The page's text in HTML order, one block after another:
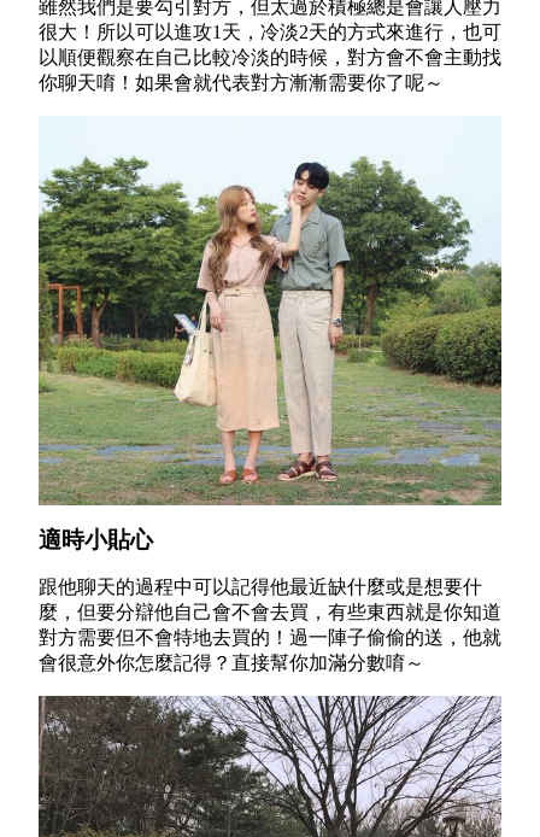
雖然我們是要勾引對方，但太過於積極總是會讓人壓力
很大！所以可以進攻1天，冷淡2天的方式來進行，也可
以順便觀察在自己比較冷淡的時候，對方會不會主動找
你聊天唷！如果會就代表對方漸漸需要你了呢～
適時小貼心
跟他聊天的過程中可以記得他最近缺什麼或是想要什
麼，但要分辯他自己會不會去買，有些東西就是你知道
對方需要但不會特地去買的！過一陣子偷偷的送，他就
會很意外你怎麼記得？直接幫你加滿分數唷～